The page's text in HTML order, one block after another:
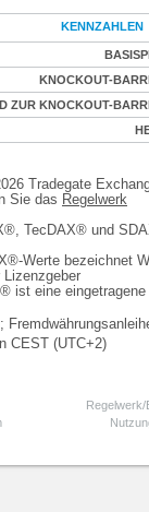
KENNZAHLEN
KNOCKOUT-
ZUR KNOCKOUT-
Tradegate
Sie das Regelwerk
TecDAX® und
Werte bezeichnet
Lizenzgeber
ist eine
CEST (UTC+2)